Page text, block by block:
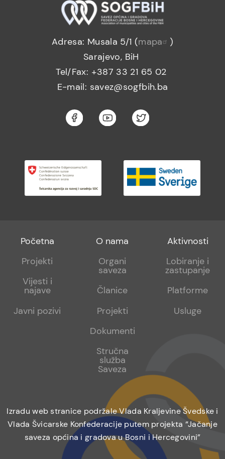
Adresa: Musala 5/1 (mapa
)
Sarajevo, BiH
Tel/Fax: +387 33 21 65 02
E-mail: savez@sogfbih.ba
Footer
menu
Početna
Projekti
Vijesti i
najave
Javni pozivi
Footer
sub
O nama
Organi
saveza
Članice
Projekti
Dokumenti
Stručna
služba
Saveza
Footer
sub
Aktivnosti
Lobiranje i
zastupanje
Platforme
Usluge
Izradu web stranice podržale Vlada Kraljevine Švedske i
Vlada Švicarske Konfederacije putem projekta “Jačanje
saveza općina i gradova u Bosni i Hercegovini”